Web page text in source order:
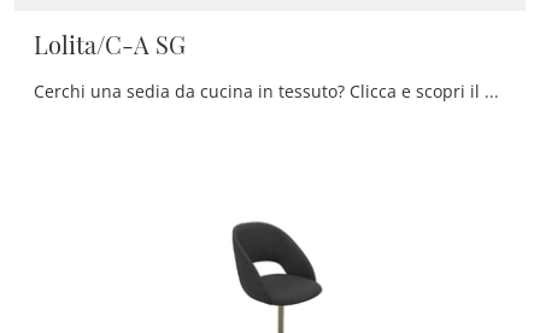
Lolita/C-A SG
Cerchi una sedia da cucina in tessuto? Clicca e scopri il modello Lolita/C-A SG di Zamagna per ultimare i tuoi interni al meglio.